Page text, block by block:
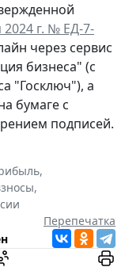
г. № ЕД-7-
через сервис
бизнеса" (с
"Госключ"), а
бумаге с
подписей.
,
,
Перепечатка